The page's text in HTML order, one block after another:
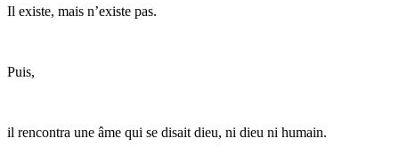
Il existe, mais n’existe pas.
Puis,
il rencontra une âme qui se disait dieu, ni dieu ni humain.